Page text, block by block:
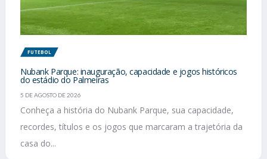
FUTEBOL
Nubank Parque: inauguração, capacidade e jogos históricos
do estádio do Palmeiras
5 DE AGOSTO DE 2026
Conheça a história do Nubank Parque, sua capacidade,
recordes, títulos e os jogos que marcaram a trajetória da
casa do...